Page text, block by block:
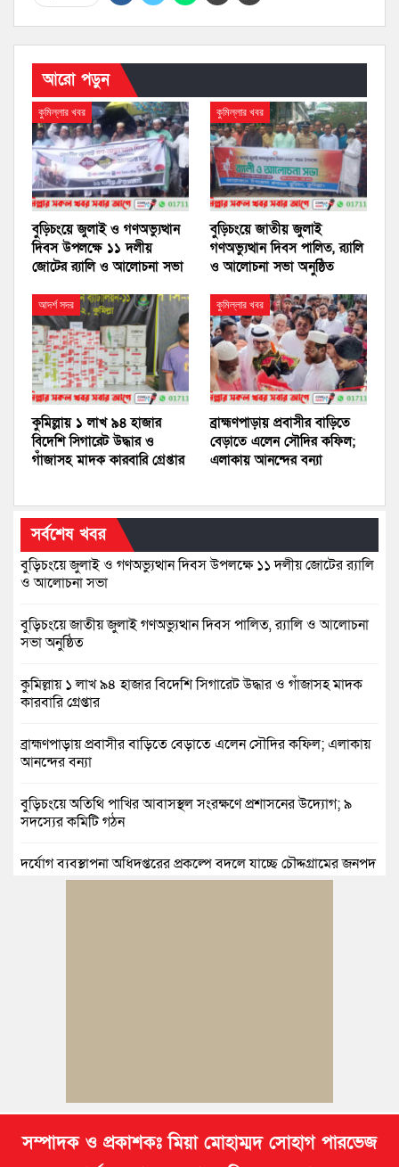
আরো পড়ুন
কুমিল্লার খবর
বুড়িচংয়ে জুলাই ও গণঅভ্যুত্থান
দিবস উপলক্ষে ১১ দলীয়
জোটের র‍্যালি ও আলোচনা সভা
কুমিল্লার খবর
বুড়িচংয়ে জাতীয় জুলাই
গণঅভ্যুত্থান দিবস পালিত, র‍্যালি
ও আলোচনা সভা অনুষ্ঠিত
আদর্শ সদর
কুমিল্লায় ১ লাখ ৯৪ হাজার
বিদেশি সিগারেট উদ্ধার ও
গাঁজাসহ মাদক কারবারি গ্রেপ্তার
কুমিল্লার খবর
ব্রাহ্মণপাড়ায় প্রবাসীর বাড়িতে
বেড়াতে এলেন সৌদির কফিল;
এলাকায় আনন্দের বন্যা
সর্বশেষ খবর
বুড়িচংয়ে জুলাই ও গণঅভ্যুত্থান দিবস উপলক্ষে ১১ দলীয় জোটের র‍্যালি
ও আলোচনা সভা
বুড়িচংয়ে জাতীয় জুলাই গণঅভ্যুত্থান দিবস পালিত, র‍্যালি ও আলোচনা
সভা অনুষ্ঠিত
কুমিল্লায় ১ লাখ ৯৪ হাজার বিদেশি সিগারেট উদ্ধার ও গাঁজাসহ মাদক
কারবারি গ্রেপ্তার
ব্রাহ্মণপাড়ায় প্রবাসীর বাড়িতে বেড়াতে এলেন সৌদির কফিল; এলাকায়
আনন্দের বন্যা
বুড়িচংয়ে অতিথি পাখির আবাসস্থল সংরক্ষণে প্রশাসনের উদ্যোগ; ৯
সদস্যের কমিটি গঠন
দুর্যোগ ব্যবস্থাপনা অধিদপ্তরের প্রকল্পে বদলে যাচ্ছে চৌদ্দগ্রামের জনপদ
সম্পাদক ও প্রকাশকঃ মিয়া মোহাম্মদ সোহাগ পারভেজ